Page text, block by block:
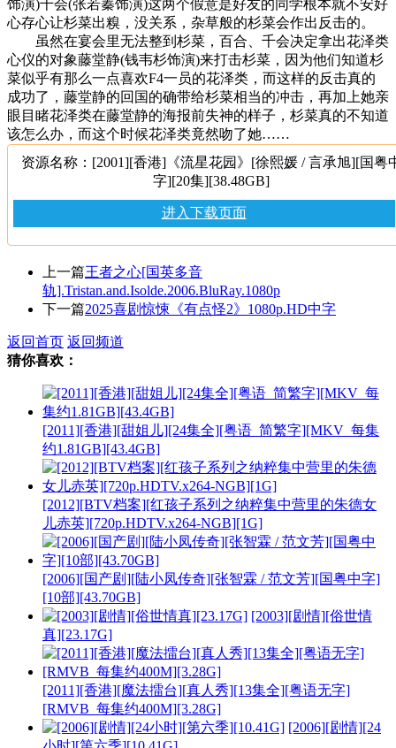
饰演)千会(张若蓁饰演)这两个假意是好友的同学根本就不安好
心存心让杉菜出糗，没关系，杂草般的杉菜会作出反击的。
虽然在宴会里无法整到杉菜，百合、千会决定拿出花泽类
心仪的对象藤堂静(钱韦杉饰演)来打击杉菜，因为他们知道杉
菜似乎有那么一点喜欢F4一员的花泽类，而这样的反击真的
成功了，藤堂静的回国的确带给杉菜相当的冲击，再加上她亲
眼目睹花泽类在藤堂静的海报前失神的样子，杉菜真的不知道
该怎么办，而这个时候花泽类竟然吻了她……
资源名称：[2001][香港]《流星花园》[徐熙媛 / 言承旭][国粤
字][20集][38.48GB]
进入下载页面
上一篇王者之心[国英多音
轨].Tristan.and.Isolde.2006.BluRay.1080p
下一篇2025喜剧惊悚《有点怪2》1080p.HD中字
返回首页 返回频道
猜你喜欢：
[2011][香港][甜姐儿][24集全][粤语_简繁字][MKV_每集
约1.81GB][43.4GB]
[2012][BTV档案][红孩子系列之纳粹集中营里的朱德女
儿赤英][720p.HDTV.x264-NGB][1G]
[2006][国产剧][陆小凤传奇][张智霖 / 范文芳][国粤中字]
[10部][43.70GB]
[2003][剧情][俗世情
真][23.17G]
[2011][香港][魔法擂台][真人秀][13集全][粤语无字]
[RMVB_每集约400M][3.28G]
[2006][剧情][24